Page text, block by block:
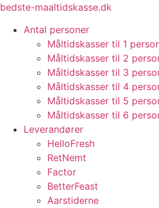
Videre
indhold
bedste-maaltidskasse.dk
Antal personer
Måltidskasser til 1
Måltidskasser til 2
Måltidskasser til 3
Måltidskasser til 4
Måltidskasser til 5
Måltidskasser til 6
Leverandører
HelloFresh
RetNemt
Factor
BetterFeast
Aarstiderne